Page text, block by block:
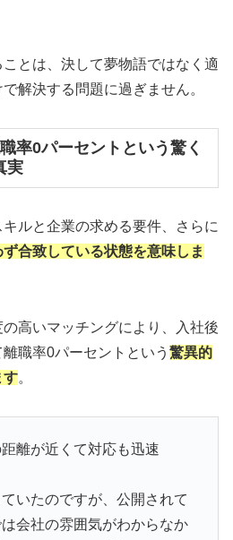
とは、決して夢物語ではなく適
解決する問題に過ぎません。
率0パーセントという驚く
実
ルと企業の求める要件、さらに
合致している状態を意味しま
高いマッチングにより、入社後
職率0パーセントという 驚異的
す。
離が近くて対応も迅速
いたのですが、公開されて
会社の雰囲気がわからなか